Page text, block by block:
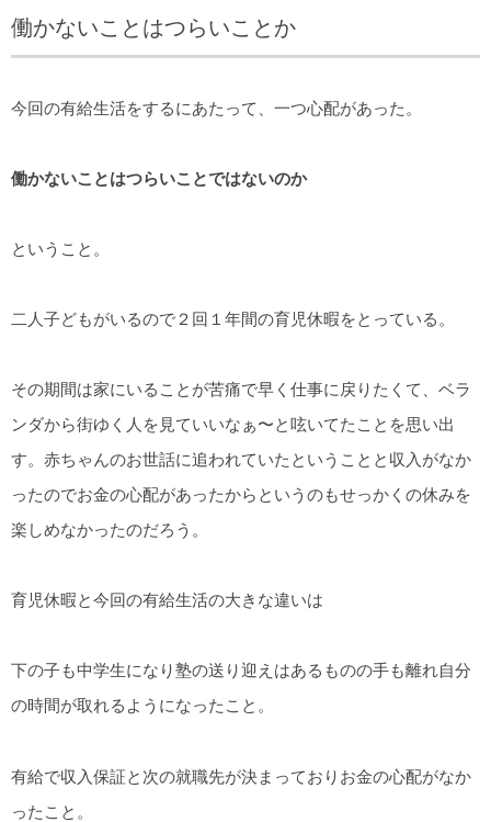
働かないことはつらいことか
今回の有給生活をするにあたって、一つ心配があった。
働かないことはつらいことではないのか
ということ。
二人子どもがいるので２回１年間の育児休暇をとっている。
その期間は家にいることが苦痛で早く仕事に戻りたくて、ベラ
ンダから街ゆく人を見ていいなぁ〜と呟いてたことを思い出
す。赤ちゃんのお世話に追われていたということと収入がなか
ったのでお金の心配があったからというのもせっかくの休みを
楽しめなかったのだろう。
育児休暇と今回の有給生活の大きな違いは
下の子も中学生になり塾の送り迎えはあるものの手も離れ自分
の時間が取れるようになったこと。
有給で収入保証と次の就職先が決まっておりお金の心配がなか
ったこと。